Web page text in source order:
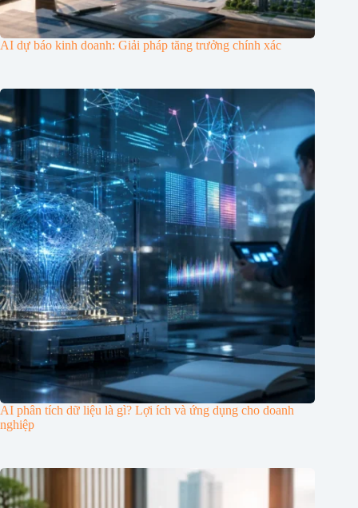
AI dự báo kinh doanh: Giải pháp tăng trưởng chính xác
AI phân tích dữ liệu là gì? Lợi ích và ứng dụng cho doanh
nghiệp